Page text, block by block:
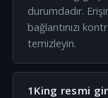
durumdadır.
bağlantınızı
temizleyin.
1King resmi